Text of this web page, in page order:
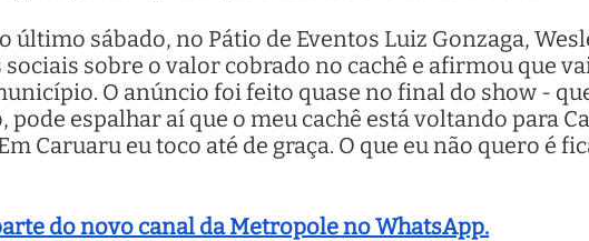
último sábado, no Pátio de Eventos Luiz Gonzaga,
sobre o valor cobrado no cachê e afirmou que
O anúncio foi feito quase no final do show -
espalhar aí que o meu cachê está voltando para
Caruaru eu toco até de graça. O que eu não quero é
do novo canal da Metropole no WhatsApp.